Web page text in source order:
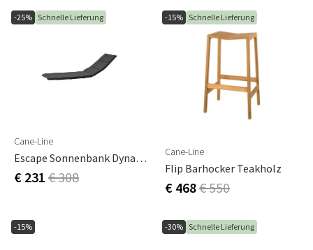
-25% Schnelle Lieferung
Cane-Line
Escape Sonnenbank Dyna Schwarz
€ 231 € 308
-15% Schnelle Lieferung
Cane-Line
Flip Barhocker Teakholz
€ 468€ 550
-15% -30% Schnelle Lieferung